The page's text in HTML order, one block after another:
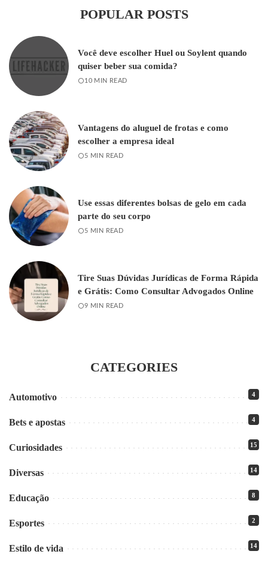
POPULAR POSTS
Você deve escolher Huel ou Soylent quando
quiser beber sua comida?
10 MIN READ
Vantagens do aluguel de frotas e como
escolher a empresa ideal
5 MIN READ
Use essas diferentes bolsas de gelo em cada
parte do seu corpo
5 MIN READ
Tire Suas Dúvidas Jurídicas de Forma Rápida
e Grátis: Como Consultar Advogados Online
9 MIN READ
CATEGORIES
Automotivo 4
Bets e apostas 4
Curiosidades 15
Diversas 14
Educação 8
Esportes 2
Estilo de vida 14